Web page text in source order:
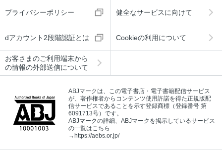
プライバシーポリシー 健全なサービスに向けて
dアカウント2段階認証とは Cookieの利用について
お客さまのご利用端末から
の情報の外部送信について
ABJマークは、この電子書店・電子書籍配信サービス
が、著作権者からコンテンツ使用許諾を得た正規版配
信サービスであることを示す登録商標（登録番号 第
6091713号）です。
ABJマークの詳細、ABJマークを掲示しているサービス
の一覧はこちら
→https://aebs.or.jp/